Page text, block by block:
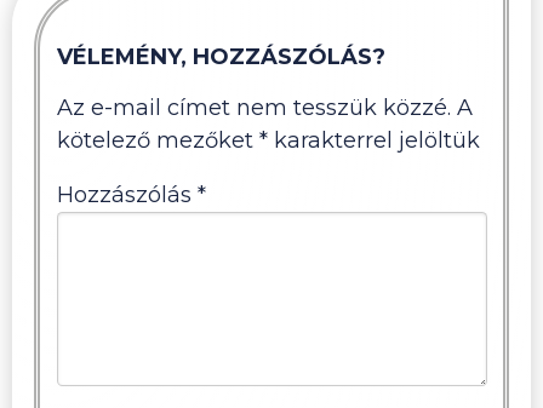
VÉLEMÉNY, HOZZÁSZÓLÁS?
Az e-mail címet nem tesszük közzé. A
kötelező mezőket *karakterrel jelöltük
Hozzászólás *